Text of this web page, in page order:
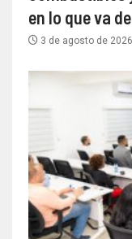
en lo que va
3 de agosto de 2026